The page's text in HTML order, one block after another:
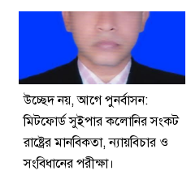
উচ্ছেদ নয়, আগে পুনর্বাসন:
মিটফোর্ড সুইপার কলোনির সংকট
রাষ্ট্রের মানবিকতা, ন্যায়বিচার ও
সংবিধানের পরীক্ষা।